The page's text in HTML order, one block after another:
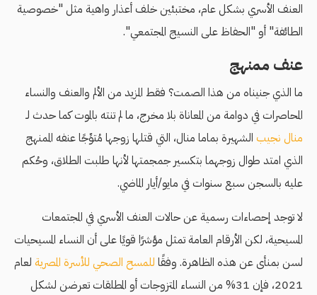
العنف الأسري بشكل عام، مختبئين خلف أعذار واهية مثل "خصوصية
الطائفة" أو "الحفاظ على النسيج المجتمعي".
عنف ممنهج
ما الذي جنيناه من هذا الصمت؟ فقط المزيد من الألم والعنف والنساء
المحاصرات في دوامة من المعاناة بلا مخرج، ما لم تنته بالموت كما حدث لـ
منال نجيب الشهيرة بماما منال، التي قتلها زوجها مُتوِّجًا عنفه الممنهج
الذي امتد طوال زوجهما بتكسير جمجمتها لأنها طلبت الطلاق، وحُكم
عليه بالسجن سبع سنوات في مايو/أيار الماضي.
لا توجد إحصاءات رسمية عن حالات العنف الأسري في المجتمعات
المسيحية، لكن الأرقام العامة تمثل مؤشرًا قويًا على أن النساء المسيحيات
لسن بمنأى عن هذه الظاهرة. وفقًا للمسح الصحي للأسرة المصرية لعام
2021، فإن 31% من النساء المتزوجات أو المطلقات تعرضن لشكل